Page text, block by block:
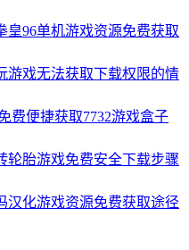
皇96单机游戏资源免费获取
游戏无法获取下载权限的情
费便捷获取7732游戏盒子
轮胎游戏免费安全下载步骤
汉化游戏资源免费获取途径